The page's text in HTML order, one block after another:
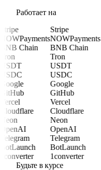
Работает на
Stripe
NOWPayments
BNB Chain
Tron
USDT
USDC
Google
GitHub
Vercel
Cloudflare
Neon
OpenAI
Telegram
BotLaunch
1converter
Stripe
NOWPayments
BNB Chain
Tron
USDT
USDC
Google
GitHub
Vercel
Cloudflare
Neon
OpenAI
Telegram
BotLaunch
1converter
Будьте в курсе